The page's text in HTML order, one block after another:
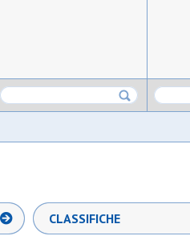
CLASSIFICHE